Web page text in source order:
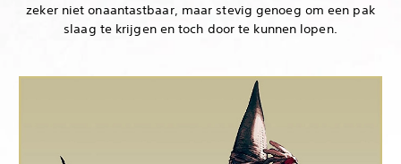
zeker niet onaantastbaar, maar stevig genoeg om een pak
slaag te krijgen en toch door te kunnen lopen.